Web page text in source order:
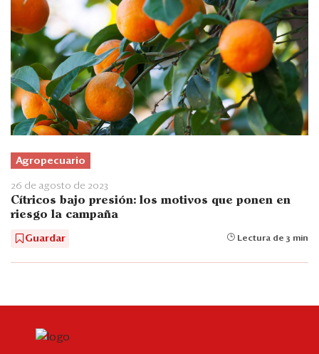
Agropecuario
26 de agosto de 2023
Cítricos bajo presión: los motivos que ponen en
riesgo la campaña
Guardar Lectura de 3 min